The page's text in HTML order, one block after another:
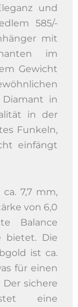
und
585/-
mit
im
Gewicht
in
in der
Funkeln,
einfängt
7,7 mm,
von 6,0
Balance
bietet. Die
ist ca.
für einen
sichere
eine